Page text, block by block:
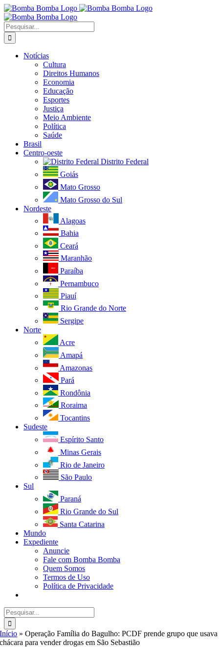
Ir
para
o
conteúdo
Buscar
resultados
para:
Notícias
Cultura
Direitos Humanos
Economia
Educação
Esportes
Justiça
Meio Ambiente
Política
Saúde
Brasil
Centro-oeste
Distrito Federal
Goiás
Mato Grosso
Mato Grosso do Sul
Nordeste
Alagoas
Bahia
Ceará
Maranhão
Paraíba
Pernambuco
Piauí
Rio Grande do Norte
Sergipe
Norte
Acre
Amapá
Amazonas
Pará
Rondônia
Roraima
Tocantins
Sudeste
Espírito Santo
Minas Gerais
Rio de Janeiro
São Paulo
Sul
Paraná
Rio Grande do Sul
Santa Catarina
Mundo
Expediente
Anuncie
Fale com Bomba Bomba
Quem Somos
Termos de Uso
Política de Privacidade
Buscar
resultados
para:
Início »Operação Família do Bagulho: PCDF prende grupo que usava
chácara para vender drogas em São Sebastião